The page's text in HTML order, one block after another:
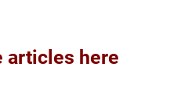
articles here